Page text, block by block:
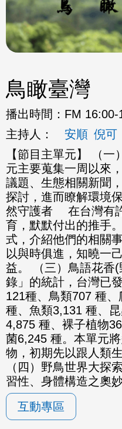
鳥瞰臺灣
播出時間： FM 16:00-
主持人：
安順 倪可
【節目主單元】 （
元主要蒐集一周以來
議題、生態相關新聞
探討，進而瞭解環境
然守護者 在台灣有
育，默默付出的推手
式，介紹他們的相關
以與時俱進，知曉一
益。 （三）鳥語花香
錄」的統計，台灣已
121種、鳥類707 種
種、魚類3,131 種、
4,875 種、裸子植物
菌6,245 種。本單元
物，初期先以跟人類
（四）野鳥世界大探
習性、身體構造之奧妙
互動專區